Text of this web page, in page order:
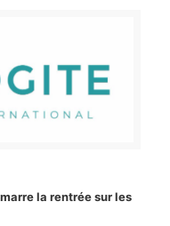
la rentrée sur les